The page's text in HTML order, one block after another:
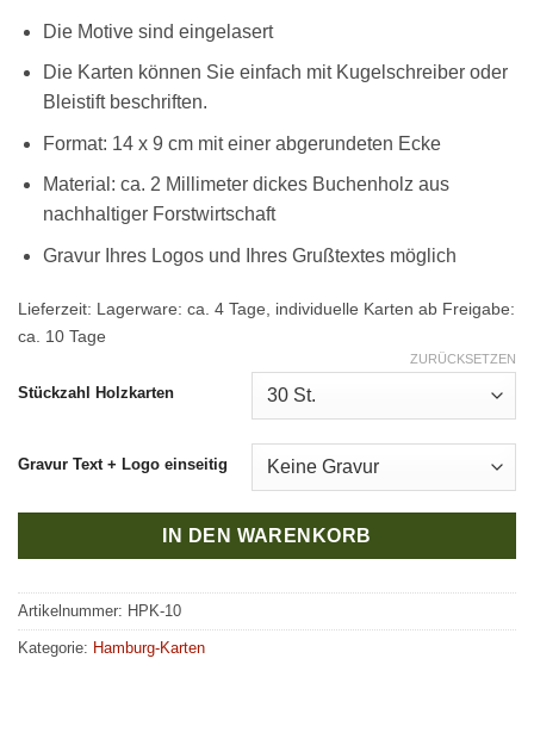
Die Motive sind eingelasert
Die Karten können Sie einfach mit Kugelschreiber oder
Bleistift beschriften.
Format: 14 x 9 cm mit einer abgerundeten Ecke
Material: ca. 2 Millimeter dickes Buchenholz aus
nachhaltiger Forstwirtschaft
Gravur Ihres Logos und Ihres Grußtextes möglich
Lieferzeit: Lagerware: ca. 4 Tage, individuelle Karten ab Freigabe:
ca. 10 Tage
Stückzahl Holzkarten
Gravur Text + Logo einseitig
ZURÜCKSETZEN
IN DEN WARENKORB
Artikelnummer: HPK-10
Kategorie: Hamburg-Karten